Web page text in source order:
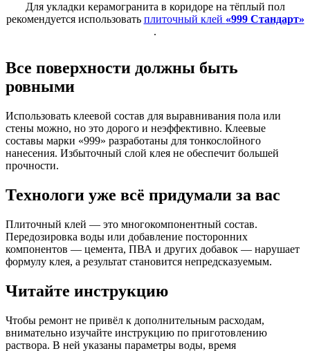
Для укладки керамогранита в коридоре на тёплый пол
рекомендуется использовать плиточный клей «999 Стандарт»
.
Все поверхности должны быть
ровными
Использовать клеевой состав для выравнивания пола или
стены можно, но это дорого и неэффективно. Клеевые
составы марки «999» разработаны для тонкослойного
нанесения. Избыточный слой клея не обеспечит большей
прочности.
Технологи уже всё придумали за вас
Плиточный клей — это многокомпонентный состав.
Передозировка воды или добавление посторонних
компонентов — цемента, ПВА и других добавок — нарушает
формулу клея, а результат становится непредсказуемым.
Читайте инструкцию
Чтобы ремонт не привёл к дополнительным расходам,
внимательно изучайте инструкцию по приготовлению
раствора. В ней указаны параметры воды, время